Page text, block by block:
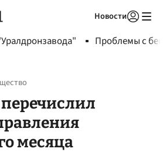
Новости
Проблемы с
месяца